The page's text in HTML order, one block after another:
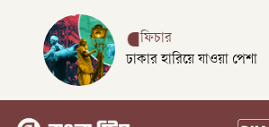
ফিচার
ঢাকার হারিয়ে যাওয়া পেশা